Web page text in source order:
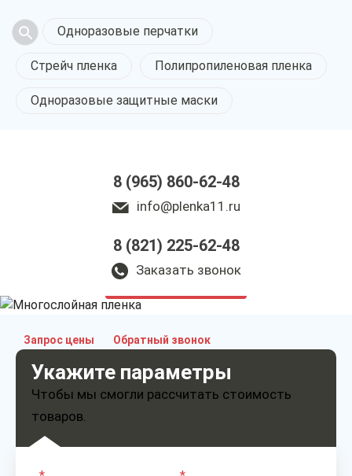
Одноразовые перчатки
Стрейч пленка Полипропиленовая пленка
Одноразовые защитные маски
8 (965) 860-62-48
info@plenka11.ru
8 (821) 225-62-48
Заказать звонок
Многослойная
пленка в Сыктывкаре
Запрос цены Обратный звонок
Укажите параметры
Чтобы мы смогли рассчитать стоимость
товаров.